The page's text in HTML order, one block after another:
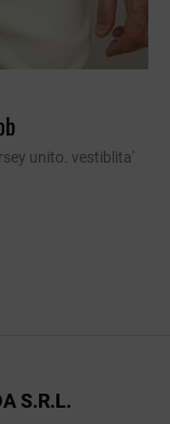
unito. vestiblita'
S.R.L.